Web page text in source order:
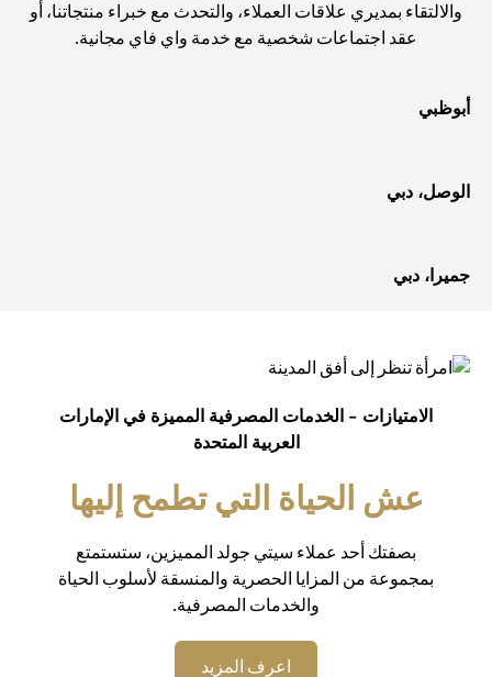
والالتقاء بمديري علاقات العملاء، والتحدث مع خبراء منتجاتنا، أو
عقد اجتماعات شخصية مع خدمة واي فاي مجانية.
أبوظبي
الوصل، دبي
جميرا، دبي
الامتيازات - الخدمات المصرفية المميزة في الإمارات
العربية المتحدة
عش الحياة التي تطمح إليها
بصفتك أحد عملاء سيتي جولد المميزين، ستستمتع
بمجموعة من المزايا الحصرية والمنسقة لأسلوب الحياة
والخدمات المصرفية.
اعرف المزيد